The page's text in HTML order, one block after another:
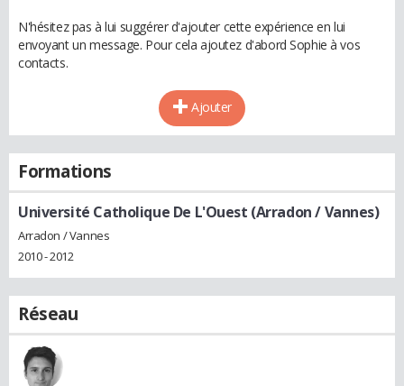
N'hésitez pas à lui suggérer d'ajouter cette expérience en lui
envoyant un message. Pour cela ajoutez d'abord Sophie à vos
contacts.
Ajouter
Formations
Université Catholique De L'Ouest (Arradon / Vannes)
Arradon / Vannes
2010 - 2012
Réseau